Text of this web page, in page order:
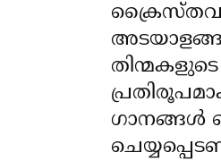
ക്രൈസ്തവ
തിന്മകളുടെ
ഗാനങ്ങൾ